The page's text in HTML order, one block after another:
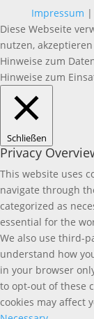
Impressum |
Diese Webseite
nutzen,
Hinweise zum
Hinweise zum
Schließen
Privacy
This website uses
navigate through
categorized as
essential for the
We also use third-
understand how
in your browser
to opt-out of these
cookies may affect